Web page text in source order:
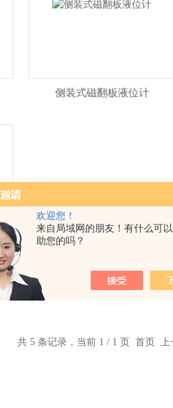
欢迎您！
来自局域网的朋友！有什么可
助您的吗？
侧装式磁翻板液位计
共 5 条记录，当前 1 / 1 页 首页